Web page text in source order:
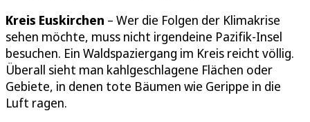
Kreis Euskirchen – Wer die Folgen der Klimakrise
sehen möchte, muss nicht irgendeine Pazifik-Insel
besuchen. Ein Waldspaziergang im Kreis reicht völlig.
Überall sieht man kahlgeschlagene Flächen oder
Gebiete, in denen tote Bäumen wie Gerippe in die
Luft ragen.